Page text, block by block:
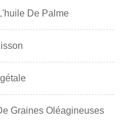
De Palme
Graines Oléagineuses